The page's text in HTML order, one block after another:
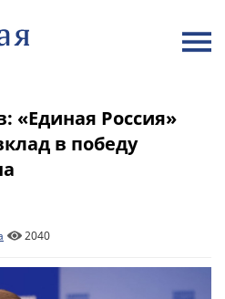
«Единая Россия»
в победу
2040